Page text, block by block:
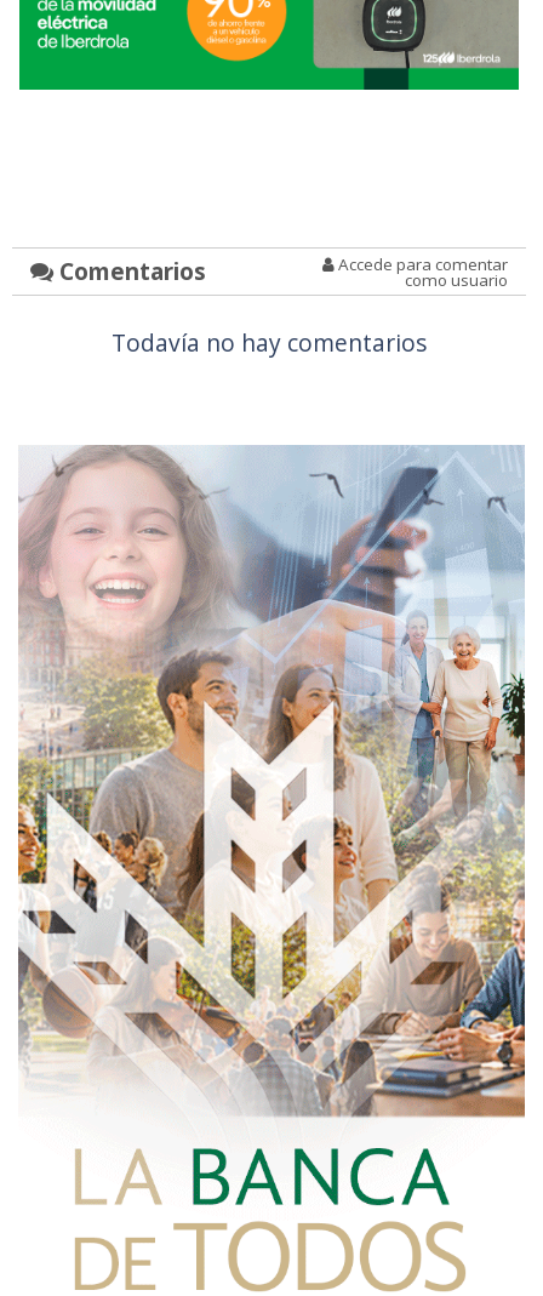
Comentarios Accede para comentar
como usuario
Todavía no hay comentarios